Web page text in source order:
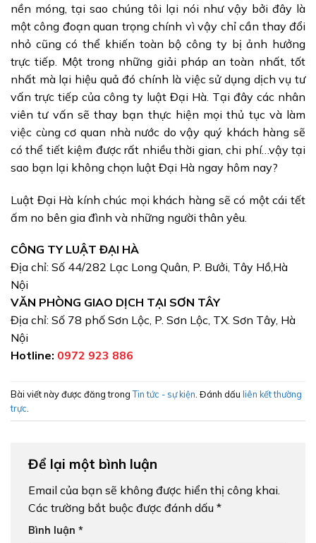
nền móng, tại sao chúng tôi lại nói như vậy bởi đây là
một công đoạn quan trọng chính vì vậy chỉ cần thay đổi
nhỏ cũng có thể khiến toàn bộ công ty bị ảnh hưởng
trực tiếp. Một trong những giải pháp an toàn nhất, tốt
nhất mà lại hiệu quả đó chính là việc sử dụng dịch vụ tư
vấn trực tiếp của công ty luật Đại Hà. Tại đây các nhân
viên tư vấn sẽ thay bạn thực hiện mọi thủ tục và làm
việc cùng cơ quan nhà nước do vậy quý khách hàng sẽ
có thể tiết kiệm được rất nhiều thời gian, chi phí…vậy tại
sao bạn lại không chọn luật Đại Hà ngay hôm nay?
Luật Đại Hà kính chúc mọi khách hàng sẽ có một cái tết
ấm no bên gia đình và những người thân yêu.
CÔNG TY LUẬT ĐẠI HÀ
Địa chỉ: Số 44/282 Lạc Long Quân, P. Bưởi, Tây Hồ,Hà
Nội
VĂN PHÒNG GIAO DỊCH TẠI SƠN TÂY
Địa chỉ: Số 78 phố Sơn Lộc, P. Sơn Lộc, TX. Sơn Tây, Hà
Nội
Hotline: 0972 923 886
Bài viết này được đăng trongTin tức - sự kiện . Đánh dấu liên kết thường
trực
Để lại một bình luận
Email của bạn sẽ không được hiển thị công khai.
Các trường bắt buộc được đánh dấu *
Bình luận *